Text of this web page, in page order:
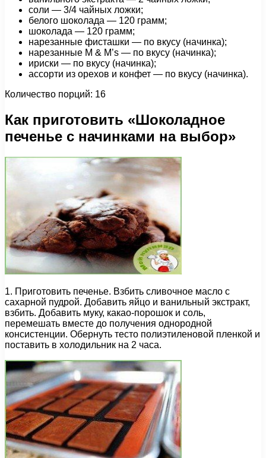
соли — 3/4 чайных ложки;
белого шоколада — 120 грамм;
шоколада — 120 грамм;
нарезанные фисташки — по вкусу (начинка);
нарезанные M & M’s — по вкусу (начинка);
ириски — по вкусу (начинка);
ассорти из орехов и конфет — по вкусу (начинка).
Количество порций: 16
Как приготовить «Шоколадное
печенье с начинками на выбор»
1. Приготовить печенье. Взбить сливочное масло с
сахарной пудрой. Добавить яйцо и ванильный экстракт,
взбить. Добавить муку, какао-порошок и соль,
перемешать вместе до получения однородной
консистенции. Обернуть тесто полиэтиленовой пленкой и
поставить в холодильник на 2 часа.